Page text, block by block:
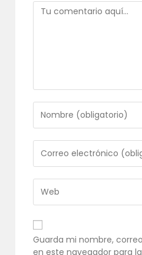
Comentario
tu
nombre
o
nombre
de
usuario
para
comentar
tu
dirección
de
correo
electrónico
para
comentar
URL
de
tu
web
Guarda mi nombre,
en este navegador para